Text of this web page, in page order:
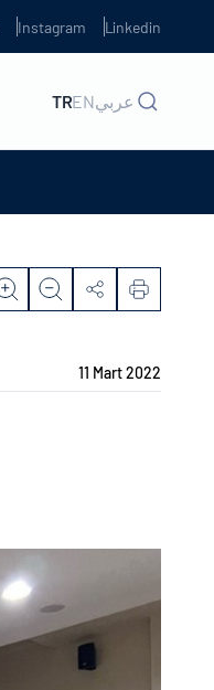
Instagram Linkedin
TRENعربي
11 Mart 2022